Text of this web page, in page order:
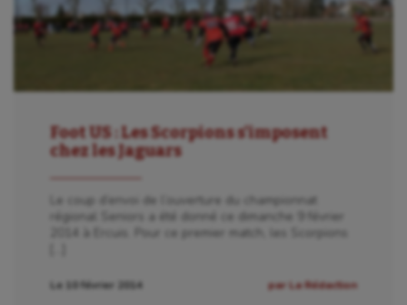
Foot US : Les Scorpions s’imposent
chez les Jaguars
Le coup d’envoi de l’ouverture du championnat
régional Seniors a été donné ce dimanche 9 février
2014 à Ercuis. Pour ce premier match, les Scorpions
Le 10 février 2014 par La Rédaction